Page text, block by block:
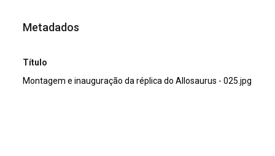
Metadados
Título
Montagem e inauguração da réplica do Allosaurus - 025.jpg